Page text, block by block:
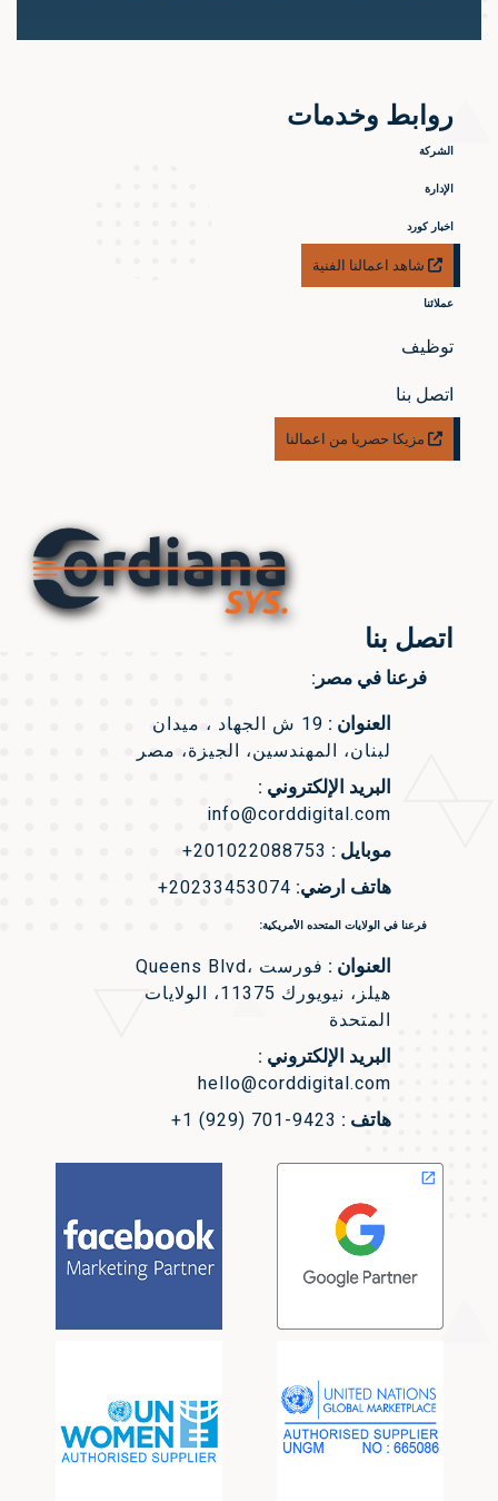
روابط وخدمات
الشركة
الإدارة
اخبار كورد
شاهد اعمالنا الفنية
عملائنا
توظيف
اتصل بنا
مزيكا حصريا من اعمالنا
اتصل بنا
فرعنا في مصر:
العنوان :
19 ش الجهاد ، ميدان
لبنان، المهندسين، الجيزة، مصر
البريد الإلكتروني :
info@corddigital.com
موبايل : +201022088753
هاتف ارضي: +20233453074
فرعنا في الولايات المتحده الأمريكية:
العنوان :
Queens Blvd، فورست
هيلز، نيويورك 11375، الولايات
المتحدة
البريد الإلكتروني :
hello@corddigital.com
هاتف : +1 (929) 701-9423